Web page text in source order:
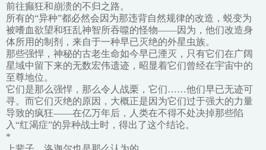
前往癫狂和崩溃的不归之路。
所有的“异种”都必然会因为那违背自然规律的改造，蜕变为
被嗜血欲望和狂乱神智所吞噬的怪物——因为，他们改造身
体所用的制剂，来自于一种早已灭绝的外星虫族。
那些强悍，神秘的古老生命如今早已湮灭，只有它们在广阔
星域中留下来的无数宏伟遗迹，昭显着它们曾经在宇宙中的
至尊地位。
它们是那么强悍，那么令人战栗，它们……他们早已无迹可
寻。而它们灭绝的原因，大概正是因为它们过于强大的力量
导致的疯狂——在亿万年后，人类在不得不处决掉那些陷
入“红渴症”的异种战士时，得出了这个结论。
*